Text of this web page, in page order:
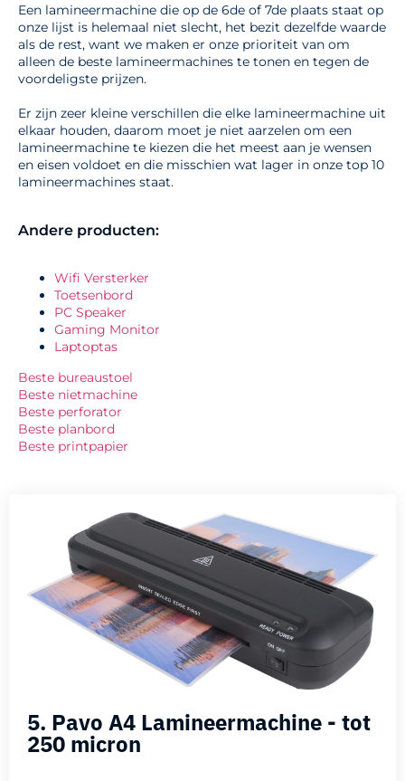
Een lamineermachine die op de 6de of 7de plaats staat op
onze lijst is helemaal niet slecht, het bezit dezelfde waarde
als de rest, want we maken er onze prioriteit van om
alleen de beste lamineermachines te tonen en tegen de
voordeligste prijzen.
Er zijn zeer kleine verschillen die elke lamineermachine uit
elkaar houden, daarom moet je niet aarzelen om een
lamineermachine te kiezen die het meest aan je wensen
en eisen voldoet en die misschien wat lager in onze top 10
lamineermachines staat.
Andere producten:
Wifi Versterker
Toetsenbord
PC Speaker
Gaming Monitor
Laptoptas
Beste bureaustoel
Beste nietmachine
Beste perforator
Beste planbord
Beste printpapier
5. Pavo A4 Lamineermachine - tot
250 micron